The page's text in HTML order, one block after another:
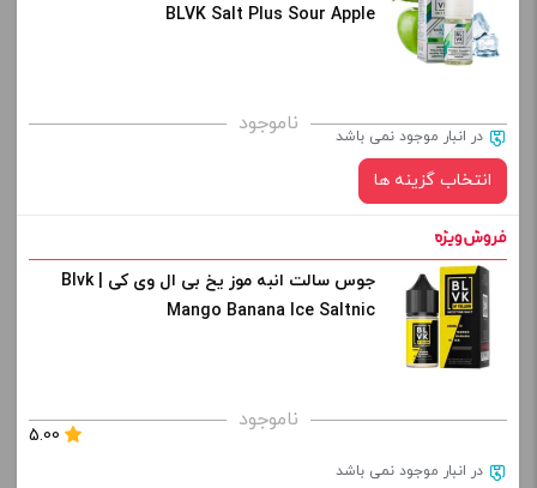
برای فعال شدن سبد خرید و نمایش قیمت ، گزینه های محصول را
از کادر بالا انتخاب کنید.
+
افزودن به سبد خرید
BLVK Salt Plus Sour Apple
ناموجود در انبار موجود نمی باشد
انتخاب گزینه ها
نیکوتین:
برای فعال شدن سبد خرید و نمایش قیمت ، گزینه های محصول را
جوس سالت انبه موز یخ بی ال وی کی | Blvk
Mango Banana Ice Saltnic
ناموجود
5.00
در انبار موجود نمی باشد